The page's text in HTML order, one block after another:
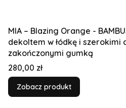
MIA – Blazing Orange -
dekoltem w łódkę i szerokimi
zakończonymi gumką
Cena
280,00 zł
Zobacz produkt